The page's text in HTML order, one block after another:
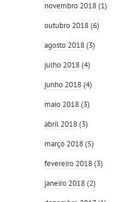
novembro 2018(1)
outubro 2018(6)
agosto 2018(3)
julho 2018(4)
junho 2018(4)
maio 2018(3)
abril 2018(3)
março 2018(5)
fevereiro 2018(3)
janeiro 2018(2)